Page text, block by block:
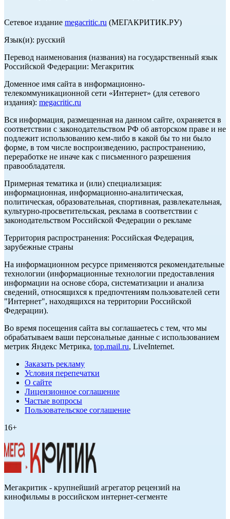
Сетевое издание megacritic.ru (МЕГАКРИТИК.РУ)
Язык(и): русский
Перевод наименования (названия) на государственный язык
Российской Федерации: Мегакритик
Доменное имя сайта в информационно-
телекоммуникационной сети «Интернет» (для сетевого
издания): megacritic.ru
Вся информация, размещенная на данном сайте, охраняется в
соответствии с законодательством РФ об авторском праве и не
подлежит использованию кем-либо в какой бы то ни было
форме, в том числе воспроизведению, распространению,
переработке не иначе как с письменного разрешения
правообладателя.
Примерная тематика и (или) специализация:
информационная, информационно-аналитическая,
политическая, образовательная, спортивная, развлекательная,
культурно-просветительская, реклама в соответствии с
законодательством Российской Федерации о рекламе
Территория распространения: Российская Федерация,
зарубежные страны
На информационном ресурсе применяются рекомендательные
технологии (информационные технологии предоставления
информации на основе сбора, систематизации и анализа
сведений, относящихся к предпочтениям пользователей сети
"Интернет", находящихся на территории Российской
Федерации).
Во время посещения сайта вы соглашаетесь с тем, что мы
обрабатываем ваши персональные данные с использованием
метрик Яндекс Метрика, top.mail.ru, LiveInternet.
Заказать рекламу
Условия перепечатки
О сайте
Лицензионное соглашение
Частые вопросы
Пользовательское соглашение
16+
Мегакритик - крупнейший агрегатор рецензий на
кинофильмы в российском интернет-сегменте